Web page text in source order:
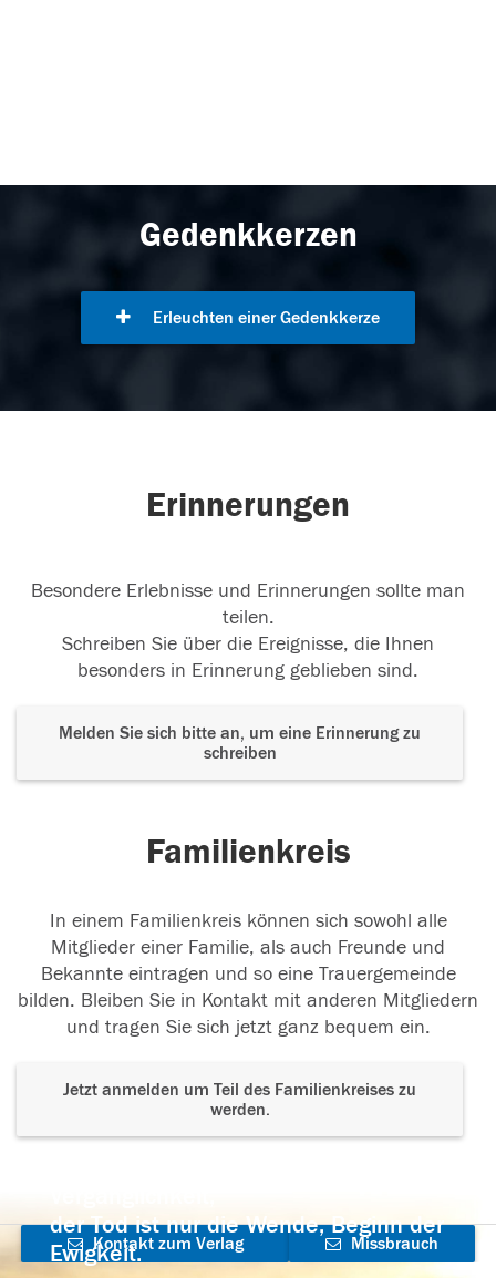
Gedenkkerzen
Erleuchten einer Gedenkkerze
Erinnerungen
Besondere Erlebnisse und Erinnerungen sollte man
teilen.
Schreiben Sie über die Ereignisse, die Ihnen
besonders in Erinnerung geblieben sind.
Melden Sie sich bitte an, um eine Erinnerung zu
schreiben
Familienkreis
In einem Familienkreis können sich sowohl alle
Mitglieder einer Familie, als auch Freunde und
Bekannte eintragen und so eine Trauergemeinde
bilden. Bleiben Sie in Kontakt mit anderen Mitgliedern
und tragen Sie sich jetzt ganz bequem ein.
Jetzt anmelden um Teil des Familienkreises zu
werden.
der Tod ist nur die Wende, Beginn der
Ewigkeit.
Kontakt zum Verlag
Missbrauch